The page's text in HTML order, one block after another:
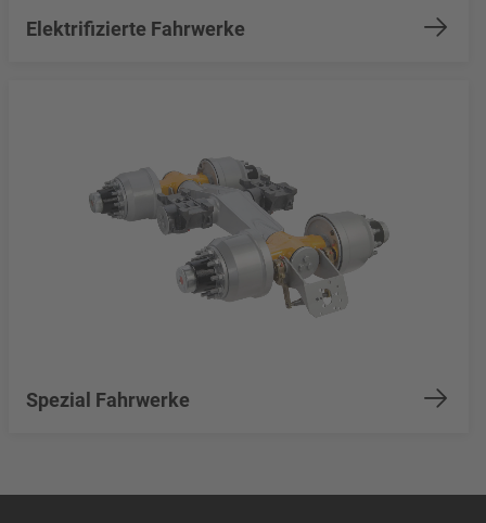
Elektrifizierte Fahrwerke
Spezial Fahrwerke